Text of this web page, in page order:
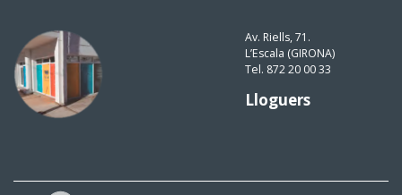
Av. Riells, 71.
L’Escala (GIRONA)
Tel. 872 20 00 33
Lloguers